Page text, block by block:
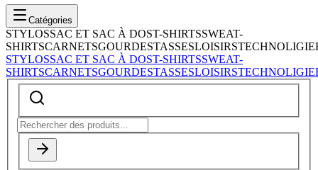
Catégories
STYLOSSAC ET SAC À DOST-SHIRTSSWEAT-
SHIRTSCARNETSGOURDESTASSESLOISIRSTECHNOLIGIE
STYLOSSAC ET SAC À DOST-SHIRTSSWEAT-
SHIRTSCARNETSGOURDESTASSESLOISIRSTECHNOLIGIE